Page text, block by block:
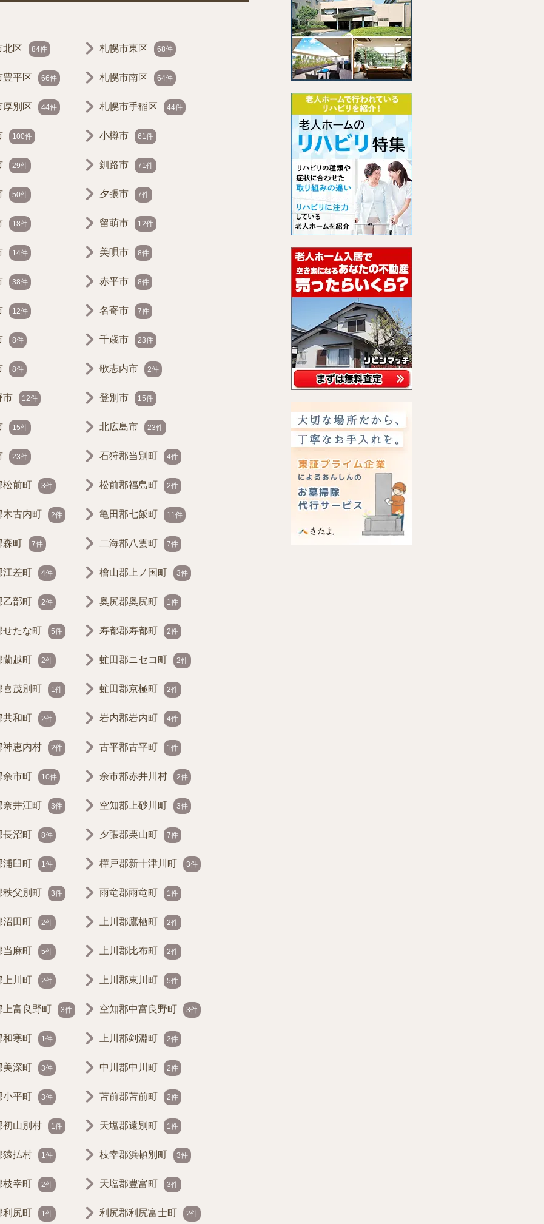
北区 84件 札幌市東区 68件
豊平区 66件 札幌市南区 64件
厚別区 44件 札幌市手稲区 44件
100件 小樽市 61件
29件 釧路市 71件
50件 夕張市 7件
18件 留萌市 12件
14件 美唄市 8件
38件 赤平市 8件
12件 名寄市 7件
8件 千歳市 23件
8件 歌志内市 2件
市 12件 登別市 15件
15件 北広島市 23件
23件 石狩郡当別町 4件
松前町 3件 松前郡福島町 2件
木古内町 2件 亀田郡七飯町 11件
森町 7件 二海郡八雲町 7件
江差町 4件 檜山郡上ノ国町 3件
乙部町 2件 奥尻郡奥尻町 1件
せたな町 5件 寿都郡寿都町 2件
蘭越町 2件 虻田郡ニセコ町 2件
喜茂別町 1件 虻田郡京極町 2件
共和町 2件 岩内郡岩内町 4件
神恵内村 2件 古平郡古平町 1件
余市町 10件 余市郡赤井川村 2件
奈井江町 3件 空知郡上砂川町 3件
長沼町 8件 夕張郡栗山町 7件
浦臼町 1件 樺戸郡新十津川町 3件
秩父別町 3件 雨竜郡雨竜町 1件
沼田町 2件 上川郡鷹栖町 2件
当麻町 5件 上川郡比布町 2件
上川町 2件 上川郡東川町 5件
上富良野町 3件 空知郡中富良野町 3件
和寒町 1件 上川郡剣淵町 2件
美深町 3件 中川郡中川町 2件
小平町 3件 苫前郡苫前町 2件
初山別村 1件 天塩郡遠別町 1件
猿払村 1件 枝幸郡浜頓別町 3件
枝幸町 2件 天塩郡豊富町 3件
利尻町 1件 利尻郡利尻富士町 2件